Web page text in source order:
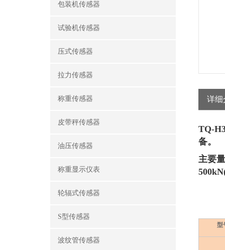
包装机传感器
试验机传感器
压式传感器
拉力传感器
称重传感器
皮带秤传感器
油压传感器
称重显示仪表
轮辐式传感器
S型传感器
波纹管传感器
详细
TQ-
备。
主要
型